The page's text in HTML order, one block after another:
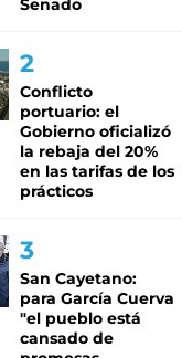
Senado
Conflicto
portuario: el
Gobierno oficializó
la rebaja del 20%
en las tarifas de los
prácticos
San Cayetano:
para García Cuerva
"el pueblo está
cansado de